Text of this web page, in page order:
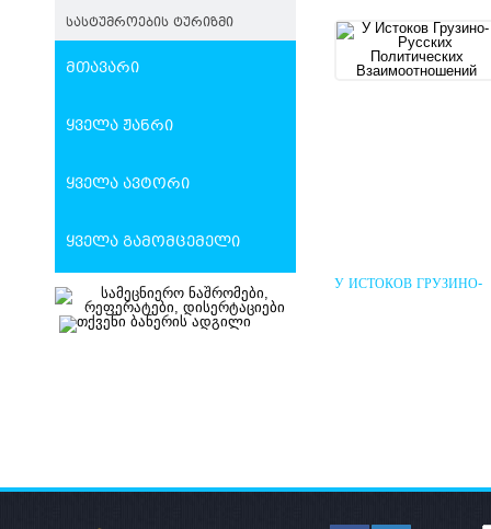
ᲡᲐᲡᲢᲣᲛᲠᲝᲔᲑᲘᲡ ᲢᲣᲠᲘᲖᲛᲘ
მთავარი
ყველა ჟანრი
ყველა ავტორი
ყველა გამომცემელი
У ИСТОКОВ ГРУЗИНО-